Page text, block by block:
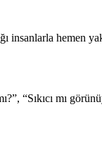
insanlarla hemen
“Sıkıcı mı